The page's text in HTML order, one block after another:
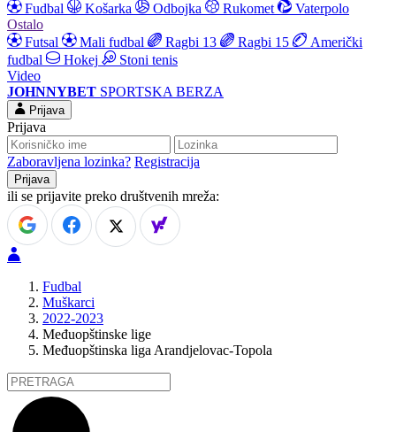
Fudbal
Košarka Odbojka Rukomet
Vaterpolo
Ostalo
Futsal
Mali fudbal Ragbi 13 Ragbi 15
Američki
fudbal
Hokej
Stoni tenis
Video
JOHNNYBET SPORTSKA BERZA
Prijava
Prijava
Zaboravljena lozinka? Registracija
ili se prijavite preko društvenih mreža:
Fudbal
Muškarci
2022-2023
Međuopštinske lige
Međuopštinska liga Arandjelovac-Topola